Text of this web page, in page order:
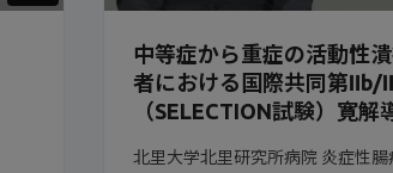
中等症から重症の活動性
者における国際共同第Ⅱb/
（SELECTION試験）寛解
北里大学北里研究所病院 炎症性